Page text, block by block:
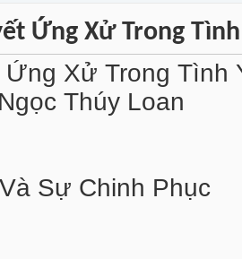
Ứng Xử Trong
Ứng Xử Trong Tình
Thúy Loan
Sự Chinh Phục